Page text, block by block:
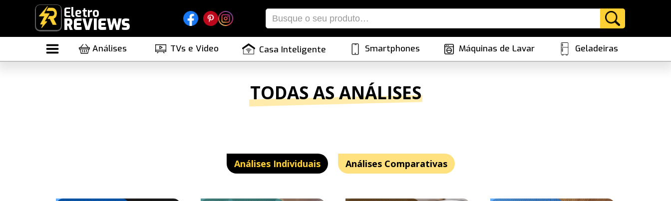
Eletro
REVIEWS
Análises TVs e Video Casa Inteligente Smartphones Máquinas de Lavar Geladeiras
TODAS AS ANÁLISES
Análises Individuais Análises Comparativas